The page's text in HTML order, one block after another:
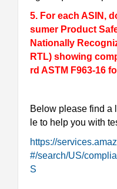
5. For each ASIN,
sumer Product
Nationally
RTL) showing
rd ASTM F963-16
Below please find a
le to help you with
https://
#/search/US/
S